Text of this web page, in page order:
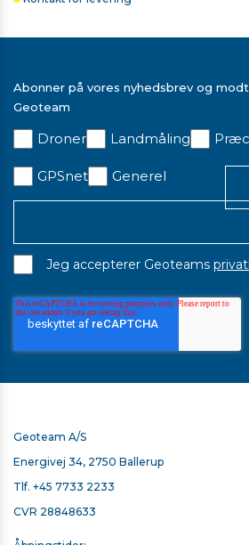
Abonner på vores nyhedsbrev og
Geoteam
Droner Landmåling
GPSnet Generel
Jeg accepterer Geoteams
Geoteam A/S
Energivej 34, 2750 Ballerup
Tlf. +45 7733 2233
CVR 28848633